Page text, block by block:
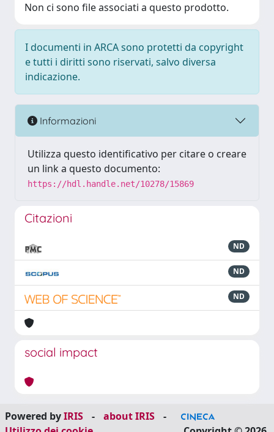
Non ci sono file associati a questo prodotto.
I documenti in ARCA sono protetti da copyright
e tutti i diritti sono riservati, salvo diversa
indicazione.
Informazioni
Utilizza questo identificativo per citare o creare
un link a questo documento:
https://hdl.handle.net/10278/15869
Citazioni
ND
ND
ND
social impact
Powered byIRIS - about IRIS
-